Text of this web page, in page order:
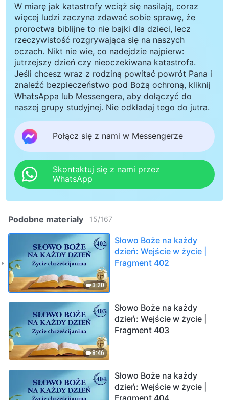
W miarę jak katastrofy wciąż się nasilają, coraz
więcej ludzi zaczyna zdawać sobie sprawę, że
proroctwa biblijne to nie bajki dla dzieci, lecz
rzeczywistość rozgrywająca się na naszych
oczach. Nikt nie wie, co nadejdzie najpierw:
jutrzejszy dzień czy nieoczekiwana katastrofa.
Jeśli chcesz wraz z rodziną powitać powrót Pana i
znaleźć bezpieczeństwo pod Bożą ochroną, kliknij
WhatsAppa lub Messengera, aby dołączyć do
naszej grupy studyjnej. Nie odkładaj tego do jutra.
Połącz się z nami w Messengerze
Skontaktuj się z nami przez
WhatsApp
Podobne materiały 15/167
3:20
Słowo Boże na każdy
dzień: Wejście w życie |
Fragment 402
8:46
Słowo Boże na każdy
dzień: Wejście w życie |
Fragment 403
Słowo Boże na każdy
dzień: Wejście w życie |
Fragment 404